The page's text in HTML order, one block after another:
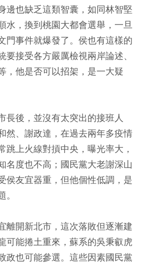
邊也缺乏這類智囊，如同林智堅
水，換到桃園大都會選舉，一旦
門事件就爆發了。侯也有這樣的
要接受各方嚴厲檢視兩岸論述、
，他是否可以招架，是一大疑
長後，並沒有太突出的接班人
然、謝政達，在過去兩年多疫情
跳上火線對摃中央，曝光率大，
名度也不高；國民黨大老謝深山
侯友宜器重，但他個性低調，是
離開新北市，這次落敗但逐漸建
可能捲土重來，蘇系的吳秉叡虎
政也可能參選。這些因素國民黨